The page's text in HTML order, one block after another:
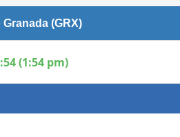
(GRX)
(1:54 pm)